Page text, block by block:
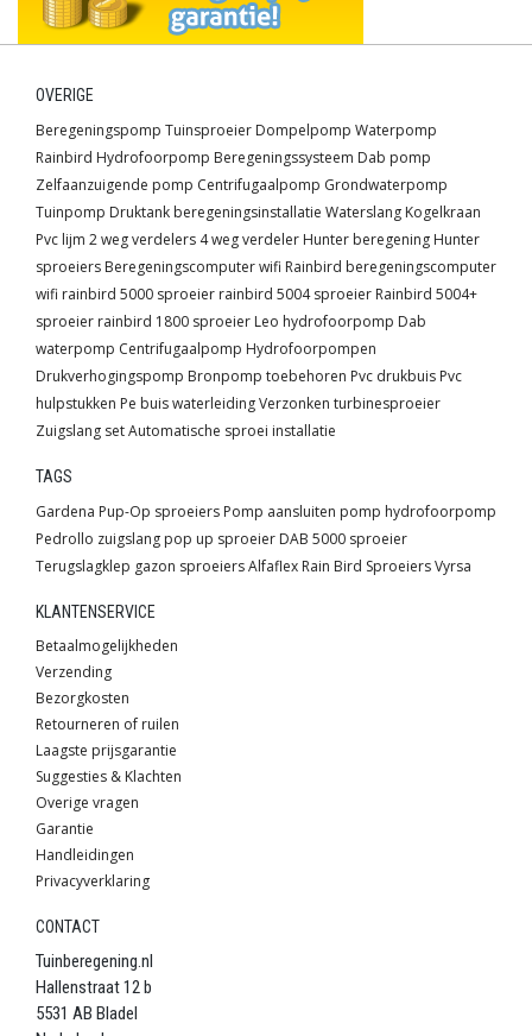
OVERIGE
Beregeningspomp Tuinsproeier Dompelpomp Waterpomp
Rainbird Hydrofoorpomp Beregeningssysteem Dab pomp
Zelfaanzuigende pomp Centrifugaalpomp Grondwaterpomp
Tuinpomp Druktank beregeningsinstallatie Waterslang Kogelkraan
Pvc lijm 2 weg verdelers 4 weg verdeler Hunter beregening Hunter
sproeiers Beregeningscomputer wifi Rainbird beregeningscomputer
wifi rainbird 5000 sproeier rainbird 5004 sproeier Rainbird 5004+
sproeier rainbird 1800 sproeier Leo hydrofoorpomp Dab
waterpomp Centrifugaalpomp Hydrofoorpompen
Drukverhogingspomp Bronpomp toebehoren Pvc drukbuis Pvc
hulpstukken Pe buis waterleidingVerzonken turbinesproeier
Zuigslang setAutomatische sproei installatie
TAGS
Gardena Pup-Op sproeiers Pomp aansluiten pomp hydrofoorpomp
Pedrollo zuigslang pop up sproeier DAB 5000 sproeier
Terugslagklep gazon sproeiersAlfaflex Rain Bird SproeiersVyrsa
KLANTENSERVICE
Betaalmogelijkheden
Verzending
Bezorgkosten
Retourneren of ruilen
Laagste prijsgarantie
Suggesties & Klachten
Overige vragen
Garantie
Handleidingen
Privacyverklaring
CONTACT
Tuinberegening.nl
Hallenstraat 12 b
5531 AB Bladel